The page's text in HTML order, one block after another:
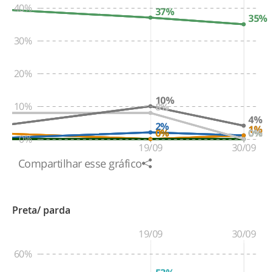
0%
10%
20%
30%
40%
19/09 30/09
0%
1%
35%
0% 1%
10%
8%
37%
2% 0%
4%
0%
Compartilhar esse gráfico
Preta/ parda
60%
19/09 30/09